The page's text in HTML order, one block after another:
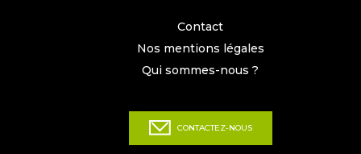
Contact
Nos mentions légales
Qui sommes-nous ?
CONTACTEZ-NOUS